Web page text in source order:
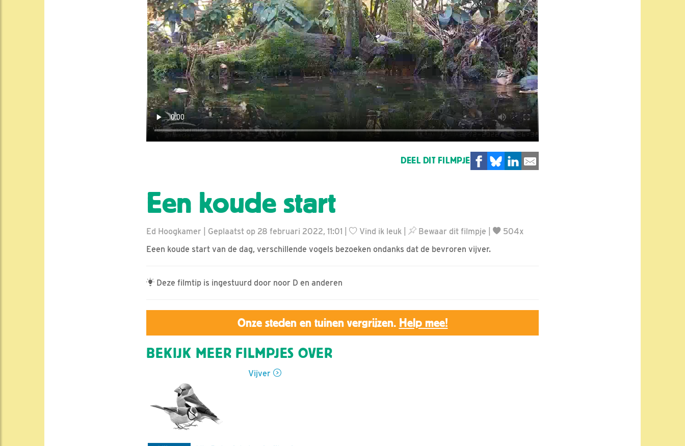
DEEL DIT FILMPJE
Een koude start
Ed Hoogkamer | Geplaatst op 28 februari 2022, 11:01 | Vind ik leuk Bewaar dit filmpje
504x
Eeen koude start van de dag, verschillende vogels bezoeken ondanks dat de bevroren vijver.
Deze filmtip is ingestuurd door noor D en anderen
Onze steden en tuinen vergrijzen. Help mee!
BEKIJK MEER FILMPJES OVER
Vijver